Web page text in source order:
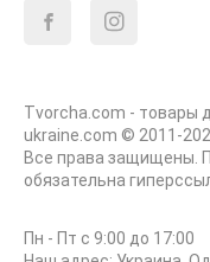
Tvorcha.com - товары
ukraine.com © 2011-
Все права защищены.
обязательна
Пн - Пт с 9:00 до 17:00